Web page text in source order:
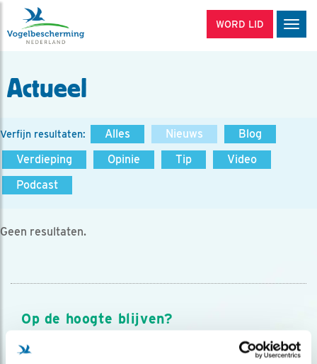
WORD LID
Actueel
Verfijn resultaten: Alles Nieuws
Blog
Verdieping
Opinie Tip
Video
Podcast
Geen resultaten.
Op de hoogte blijven?
Meld je aan en ontvang nieuws, inspiratie, acties en tips
over vogels en activiteiten van Vogelbescherming.